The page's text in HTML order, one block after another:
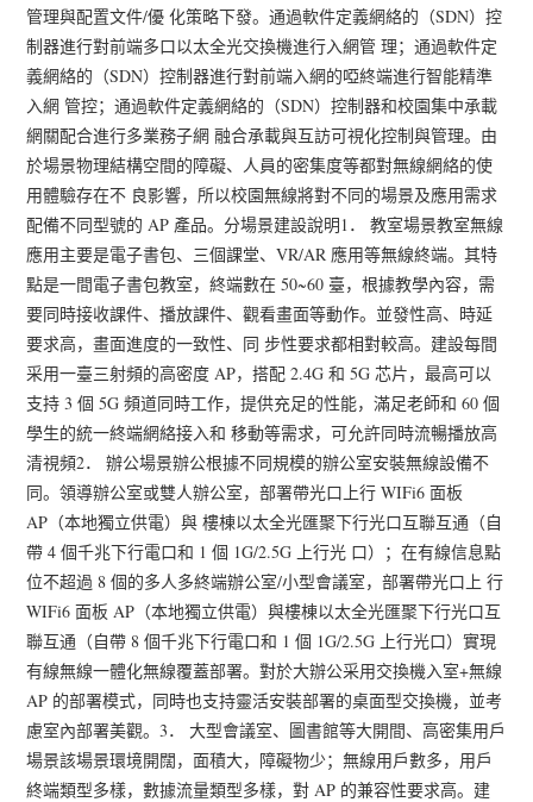
管理與配置文件/優 化策略下發。通過軟件定義網絡的（SDN）控
制器進行對前端多口以太全光交換機進行入網管 理；通過軟件定
義網絡的（SDN）控制器進行對前端入網的啞終端進行智能精準
入網 管控；通過軟件定義網絡的（SDN）控制器和校園集中承載
網關配合進行多業務子網 融合承載與互訪可視化控制與管理。由
於場景物理結構空間的障礙、人員的密集度等都對無線網絡的使
用體驗存在不 良影響，所以校園無線將對不同的場景及應用需求
配備不同型號的 AP 產品。分場景建設說明1． 教室場景教室無線
應用主要是電子書包、三個課堂、VR/AR 應用等無線終端。其特
點是一間電子書包教室，終端數在 50~60 臺，根據教學內容，需
要同時接收課件、播放課件、觀看畫面等動作。並發性高、時延
要求高，畫面進度的一致性、同 步性要求都相對較高。建設每間
采用一臺三射頻的高密度 AP，搭配 2.4G 和 5G 芯片，最高可以
支持 3 個 5G 頻道同時工作，提供充足的性能，滿足老師和 60 個
學生的統一終端網絡接入和 移動等需求，可允許同時流暢播放高
清視頻2． 辦公場景辦公根據不同規模的辦公室安裝無線設備不
同。領導辦公室或雙人辦公室，部署帶光口上行 WIFi6 面板
AP（本地獨立供電）與 樓棟以太全光匯聚下行光口互聯互通（自
帶 4 個千兆下行電口和 1 個 1G/2.5G 上行光 口）；在有線信息點
位不超過 8 個的多人多終端辦公室/小型會議室，部署帶光口上 行
WIFi6 面板 AP（本地獨立供電）與樓棟以太全光匯聚下行光口互
聯互通（自帶 8 個千兆下行電口和 1 個 1G/2.5G 上行光口）實現
有線無線一體化無線覆蓋部署。對於大辦公采用交換機入室+無線
AP 的部署模式，同時也支持靈活安裝部署的桌面型交換機，並考
慮室內部署美觀。3． 大型會議室、圖書館等大開間、高密集用戶
場景該場景環境開闊，面積大，障礙物少；無線用戶數多，用戶
終端類型多樣，數據流量類型多樣，對 AP 的兼容性要求高。建